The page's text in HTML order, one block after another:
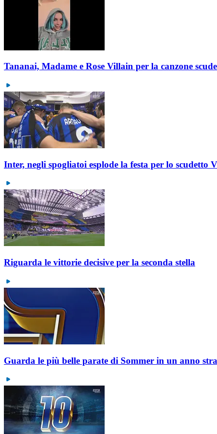
Tananai, Madame e Rose Villain per la canzone
Inter, negli spogliatoi esplode la festa per lo scudetto
Riguarda le vittorie decisive per la seconda stella
Guarda le più belle parate di Sommer in un anno